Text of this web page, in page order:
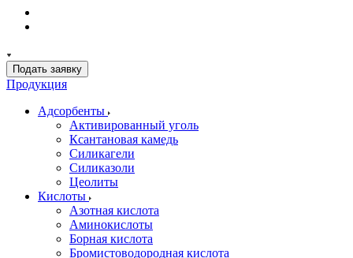
Подать заявку
Продукция
Адсорбенты
Активированный уголь
Ксантановая камедь
Силикагели
Силиказоли
Цеолиты
Кислоты
Азотная кислота
Аминокислоты
Борная кислота
Бромистоводородная кислота